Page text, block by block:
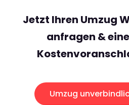
Jetzt Ihren Umzug
anfragen &
Umzug